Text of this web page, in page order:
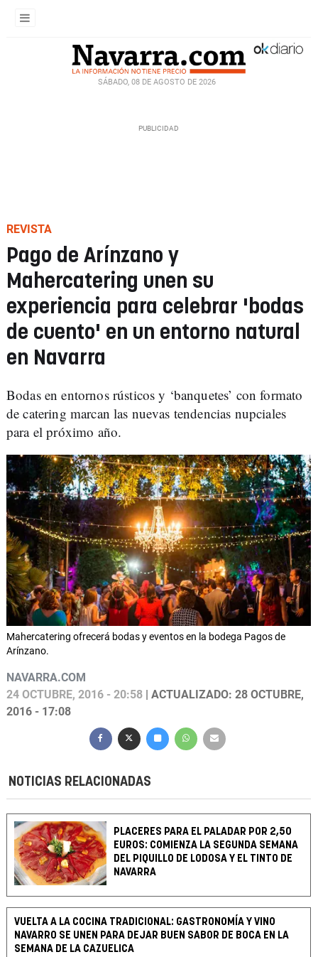
SÁBADO, 08 DE AGOSTO DE 2026
REVISTA
Pago de Arínzano y
Mahercatering unen su
experiencia para celebrar 'bodas
de cuento' en un entorno natural
en Navarra
Bodas en entornos rústicos y ‘banquetes’ con formato
de catering marcan las nuevas tendencias nupciales
para el próximo año.
Mahercatering ofrecerá bodas y eventos en la bodega Pagos de
Arínzano.
NAVARRA.COM
24 OCTUBRE, 2016 - 20:58 | ACTUALIZADO: 28 OCTUBRE,
2016 - 17:08
NOTICIAS RELACIONADAS
PLACERES PARA EL PALADAR POR 2,50
EUROS: COMIENZA LA SEGUNDA SEMANA
DEL PIQUILLO DE LODOSA Y EL TINTO DE
NAVARRA
VUELTA A LA COCINA TRADICIONAL: GASTRONOMÍA Y VINO
NAVARRO SE UNEN PARA DEJAR BUEN SABOR DE BOCA EN LA
SEMANA DE LA CAZUELICA